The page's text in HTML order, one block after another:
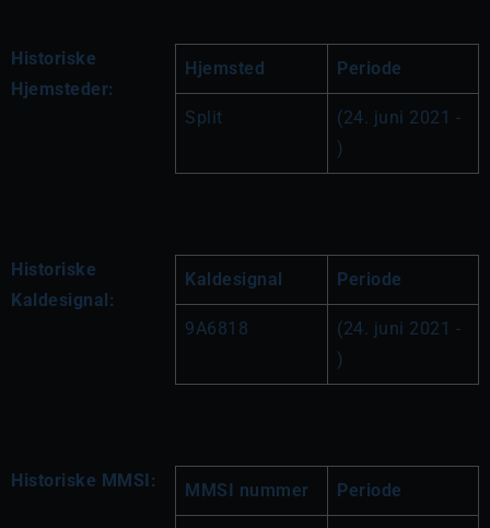
Historiske
Hjemsteder:
Hjemsted Periode
Split
(24. juni 2021 -
)
Historiske
Kaldesignal:
Kaldesignal Periode
9A6818
(24. juni 2021 -
)
Historiske MMSI: MMSI nummer Periode